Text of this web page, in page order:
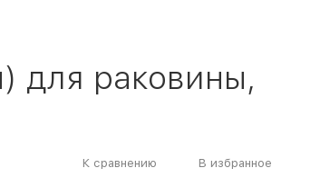
для раковины,
К сравнению В избранное